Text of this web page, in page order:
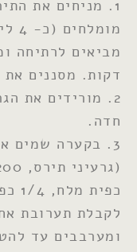
1. מניחים את
מומלחים (כ- 4 ליטר).
דקות. מסננים
2. מורידים את
חדה.
3. בקערה שמים
לקבלת תערובת
ומערבבים עד